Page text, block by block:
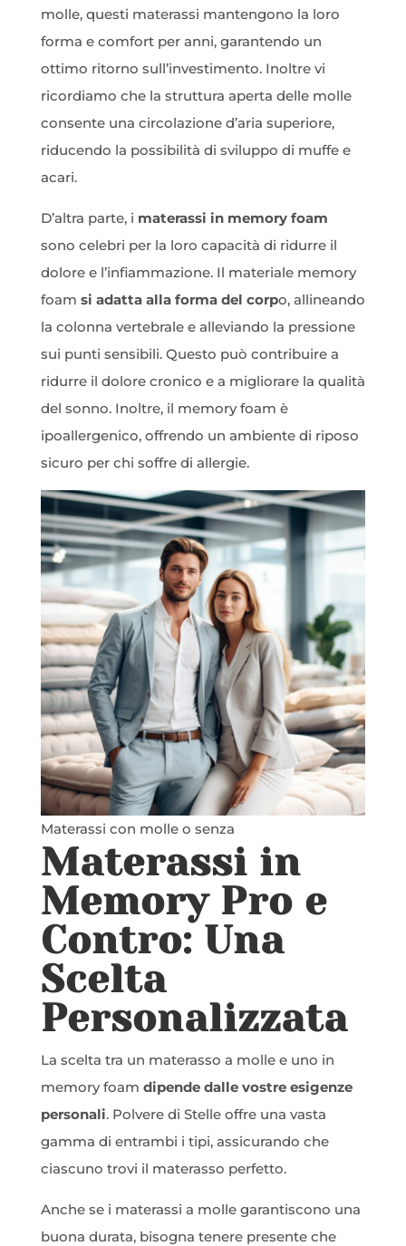
molle, questi materassi mantengono la loro
forma e comfort per anni, garantendo un
ottimo ritorno sull’investimento. Inoltre vi
ricordiamo che la struttura aperta delle molle
consente una circolazione d’aria superiore,
riducendo la possibilità di sviluppo di muffe e
acari.
D’altra parte, i materassi in memory foam
sono celebri per la loro capacità di ridurre il
dolore e l’infiammazione. Il materiale memory
foam si adatta alla forma del corpo, allineando
la colonna vertebrale e alleviando la pressione
sui punti sensibili. Questo può contribuire a
ridurre il dolore cronico e a migliorare la qualità
del sonno. Inoltre, il memory foam è
ipoallergenico, offrendo un ambiente di riposo
sicuro per chi soffre di allergie.
Materassi con molle o senza
Materassi in
Memory Pro e
Contro: Una
Scelta
Personalizzata
La scelta tra un materasso a molle e uno in
memory foam dipende dalle vostre esigenze
personali. Polvere di Stelle offre una vasta
gamma di entrambi i tipi, assicurando che
ciascuno trovi il materasso perfetto.
Anche se i materassi a molle garantiscono una
buona durata, bisogna tenere presente che